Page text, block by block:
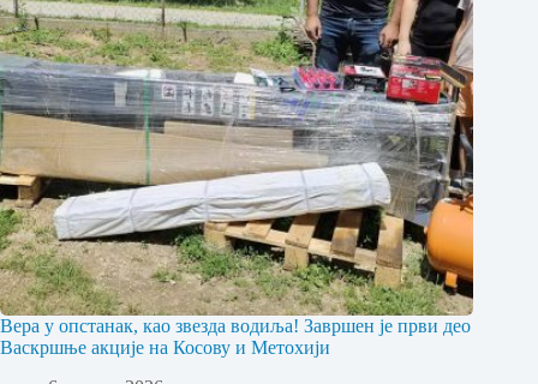
Вера у опстанак, као звезда водиља! Завршен је први део
Васкршње акције на Косову и Метохији